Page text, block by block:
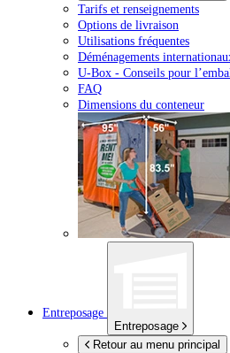
Tarifs et renseignements
Options de livraison
Utilisations fréquentes
Déménagements
U-Box - Conseils pour
FAQ
Dimensions du conteneur
Entreposage
Entreposage
Retour au menu principal